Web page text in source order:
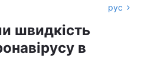
рус
швидкість
в